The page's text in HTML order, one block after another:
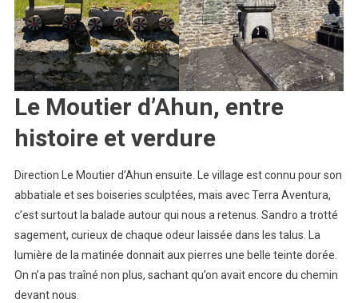
Le Moutier d’Ahun, entre
histoire et verdure
Direction Le Moutier d’Ahun ensuite. Le village est connu pour son
abbatiale et ses boiseries sculptées, mais avec Terra Aventura,
c’est surtout la balade autour qui nous a retenus. Sandro a trotté
sagement, curieux de chaque odeur laissée dans les talus. La
lumière de la matinée donnait aux pierres une belle teinte dorée.
On n’a pas traîné non plus, sachant qu’on avait encore du chemin
devant nous.